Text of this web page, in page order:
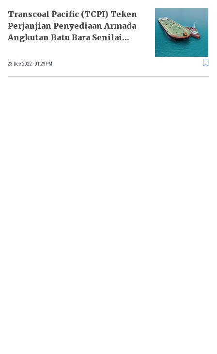
Transcoal Pacific (TCPI) Teken
Perjanjian Penyediaan Armada
Angkutan Batu Bara Senilai
23 Dec 2022 - 01:29PM